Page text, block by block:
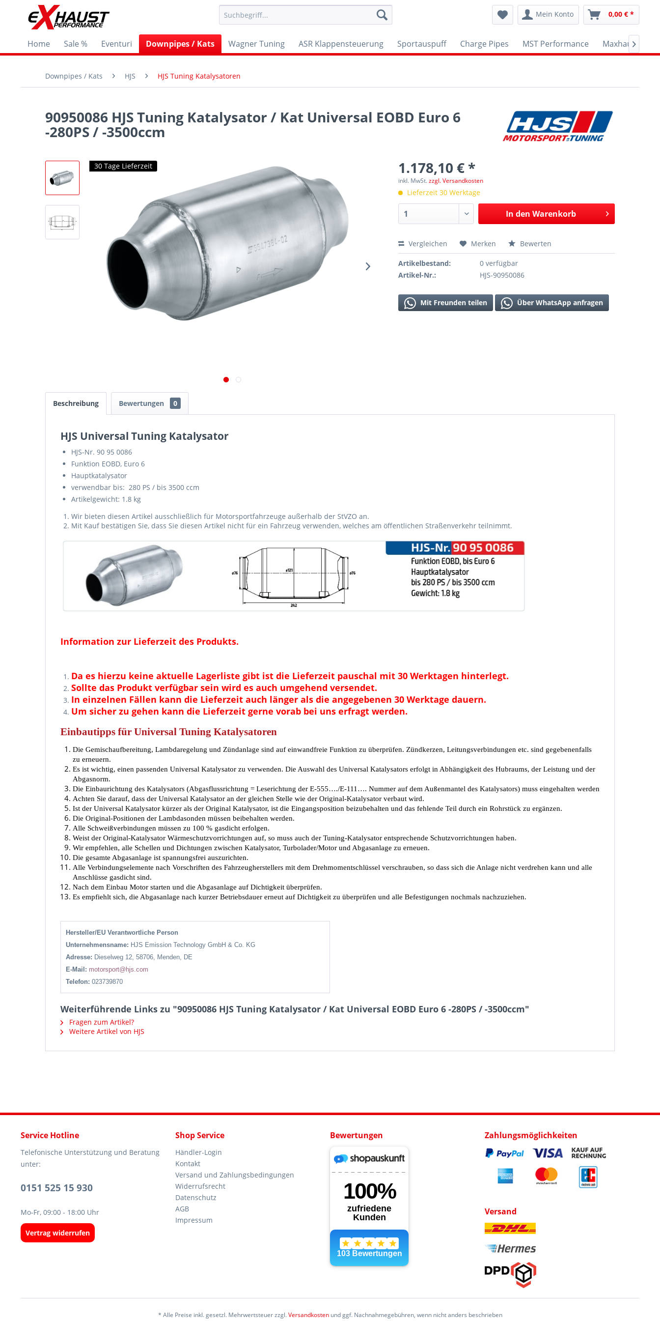
Mein Konto 0,00 € *
Home Sale % Eventuri Downpipes / Kats Wagner Tuning ASR Klappensteuerung Sportauspuff Charge Pipes MST Performance Maxhaust

Downpipes / Kats HJS HJS Tuning Katalysatoren
90950086 HJS Tuning Katalysator / Kat Universal EOBD Euro 6
-280PS / -3500ccm
30 Tage Lieferzeit 1.178,10 € *
inkl. MwSt.zzgl. Versandkosten
Lieferzeit 30 Werktage
In den Warenkorb
Vergleichen Merken Bewerten
Artikelbestand:
0 verfügbar
Artikel-Nr.:
HJS-90950086
Mit Freunden teilen Über WhatsApp anfragen
Beschreibung Bewertungen 0
HJS Universal Tuning Katalysator
HJS-Nr. 90 95 0086
Funktion EOBD, Euro 6
Hauptkatalysator
verwendbar bis: 280 PS / bis 3500 ccm
Artikelgewicht: 1.8 kg
Wir bieten diesen Artikel ausschließlich für Motorsportfahrzeuge außerhalb der StVZO an.
Mit Kauf bestätigen Sie, dass Sie diesen Artikel nicht für ein Fahrzeug verwenden, welches am öffentlichen Straßenverkehr teilnimmt.
Information zur Lieferzeit des Produkts.
Da es hierzu keine aktuelle Lagerliste gibt ist die Lieferzeit pauschal mit 30 Werktagen hinterlegt.
Sollte das Produkt verfügbar sein wird es auch umgehend versendet.
In einzelnen Fällen kann die Lieferzeit auch länger als die angegebenen 30 Werktage dauern.
Um sicher zu gehen kann die Lieferzeit gerne vorab bei uns erfragt werden.
Einbautipps für Universal Tuning Katalysatoren
Die Gemischaufbereitung, Lambdaregelung und Zündanlage sind auf einwandfreie Funktion zu überprüfen. Zündkerzen, Leitungsverbindungen etc. sind gegebenenfalls
zu erneuern.
Es ist wichtig, einen passenden Universal Katalysator zu verwenden. Die Auswahl des Universal Katalysators erfolgt in Abhängigkeit des Hubraums, der Leistung und der
Abgasnorm.
Die Einbaurichtung des Katalysators (Abgasflussrichtung = Leserichtung der E-555…./E-111…. Nummer auf dem Außenmantel des Katalysators) muss eingehalten werden
Achten Sie darauf, dass der Universal Katalysator an der gleichen Stelle wie der Original-Katalysator verbaut wird.
Ist der Universal Katalysator kürzer als der Original Katalysator, ist die Eingangsposition beizubehalten und das fehlende Teil durch ein Rohrstück zu ergänzen.
Die Original-Positionen der Lambdasonden müssen beibehalten werden.
Alle Schweißverbindungen müssen zu 100 % gasdicht erfolgen.
Weist der Original-Katalysator Wärmeschutzvorrichtungen auf, so muss auch der Tuning-Katalysator entsprechende Schutzvorrichtungen haben.
Wir empfehlen, alle Schellen und Dichtungen zwischen Katalysator, Turbolader/Motor und Abgasanlage zu erneuen.
Die gesamte Abgasanlage ist spannungsfrei auszurichten.
Alle Verbindungselemente nach Vorschriften des Fahrzeugherstellers mit dem Drehmomentschlüssel verschrauben, so dass sich die Anlage nicht verdrehen kann und alle
Anschlüsse gasdicht sind.
Nach dem Einbau Motor starten und die Abgasanlage auf Dichtigkeit überprüfen.
Es empfiehlt sich, die Abgasanlage nach kurzer Betriebsdauer erneut auf Dichtigkeit zu überprüfen und alle Befestigungen nochmals nachzuziehen.
Hersteller/EU Verantwortliche Person
Unternehmensname: HJS Emission Technology GmbH & Co. KG
Adresse: Dieselweg 12, 58706, Menden, DE
E-Mail: motorsport@hjs.com
Telefon: 023739870
Weiterführende Links zu "90950086 HJS Tuning Katalysator / Kat Universal EOBD Euro 6 -280PS / -3500ccm"
Fragen zum Artikel?
Weitere Artikel von HJS
Service Hotline
Telefonische Unterstützung und Beratung
unter:
0151 525 15 930
Mo-Fr, 09:00 - 18:00 Uhr
Vertrag widerrufen
Shop Service
Händler-Login
Kontakt
Versand und Zahlungsbedingungen
Widerrufsrecht
Datenschutz
AGB
Impressum
Bewertungen Zahlungsmöglichkeiten
Versand
* Alle Preise inkl. gesetzl. Mehrwertsteuer zzgl.Versandkostenund ggf. Nachnahmegebühren, wenn nicht anders beschrieben